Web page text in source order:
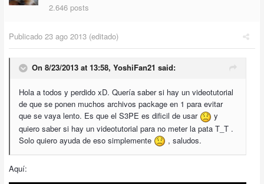
2.646 posts
Publicado 23 ago 2013 (editado)
On 8/23/2013 at 13:58, YoshiFan21 said:
Hola a todos y perdido xD. Quería saber si hay un videotutorial
de que se ponen muchos archivos package en 1 para evitar
que se vaya lento. Es que el S3PE es dificil de usar
y
quiero saber si hay un videotutorial para no meter la pata T_T .
Solo quiero ayuda de eso simplemente
, saludos.
Aquí: